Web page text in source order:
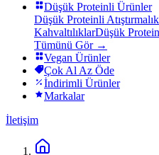
Düşük Proteinli Ürünler
Düşük Proteinli Atıştırmalık
KahvaltılıklarDüşük
Tümünü Gör →
Vegan Ürünler
Çok Al Az Öde
İndirimli Ürünler
Markalar
İletişim